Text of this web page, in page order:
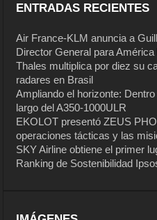
ENTRADAS RECIENTES
Air France-KLM anuncia a
Director General para América
Thales multiplica por diez su
radares en Brasil
Ampliando el horizonte:
largo del A350-1000ULR
EKOLOT presentó ZEUS
operaciones tácticas y las
SKY Airline obtiene el primer
Ranking de Sostenibilidad